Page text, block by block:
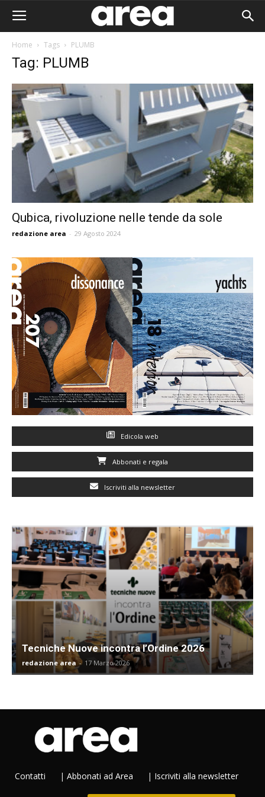
Home Tags PLUMB
Tag: PLUMB
Qubica, rivoluzione nelle tende da sole
redazione area - 29 Agosto 2024
Edicola web
Abbonati e regala
Iscriviti alla newsletter
Tecniche Nuove incontra l’Ordine 2026
redazione area - 17 Marzo 2026
Contatti | Abbonati ad Area | Iscriviti alla newsletter